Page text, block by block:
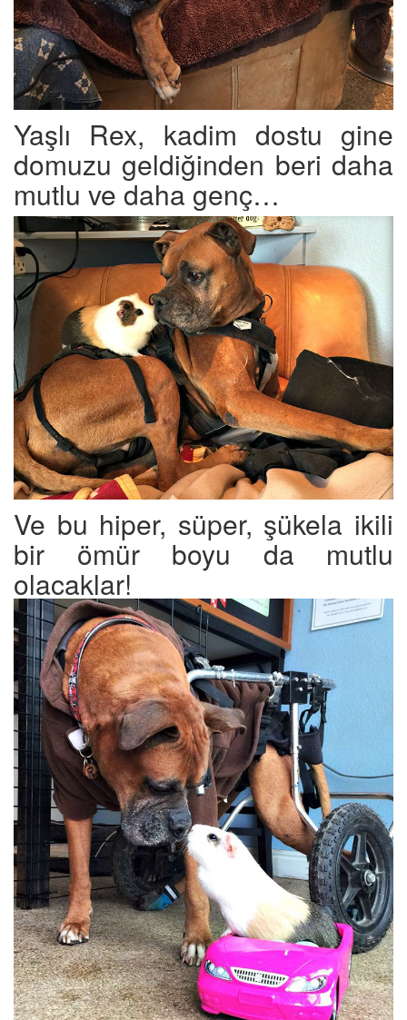
Yaşlı Rex, kadim dostu gine
domuzu geldiğinden beri daha
mutlu ve daha genç…
Ve bu hiper, süper, şükela ikili
bir ömür boyu da mutlu
olacaklar!